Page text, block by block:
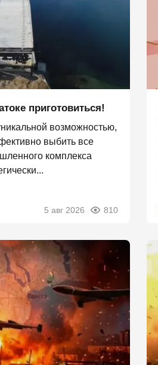
приготовиться!
возможностью,
выбить все
комплекса
5 авг 2026 810